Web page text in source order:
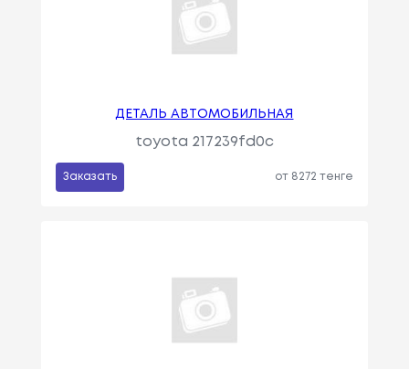
ДЕТАЛЬ АВТОМОБИЛЬНАЯ
toyota 217239fd0c
Заказать от 8272 тенге